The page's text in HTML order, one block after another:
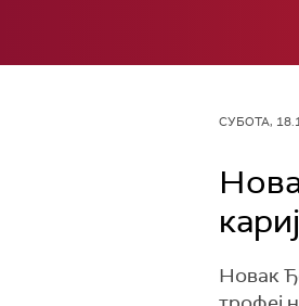
СУБОТА,
Новак